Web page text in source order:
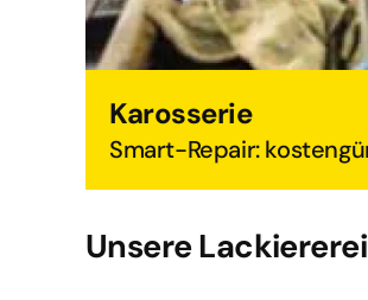
Karosserie
Smart-Repair:
Unsere